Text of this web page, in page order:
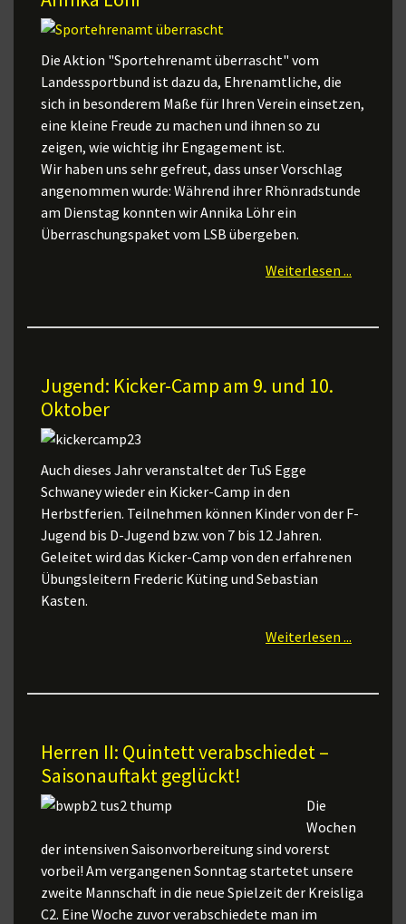
Die Aktion "Sportehrenamt überrascht" vom
Landessportbund ist dazu da, Ehrenamtliche, die
sich in besonderem Maße für Ihren Verein einsetzen,
eine kleine Freude zu machen und ihnen so zu
zeigen, wie wichtig ihr Engagement ist.
Wir haben uns sehr gefreut, dass unser Vorschlag
angenommen wurde: Während ihrer Rhönradstunde
am Dienstag konnten wir Annika Löhr ein
Überraschungspaket vom LSB übergeben.
Weiterlesen ...
Jugend: Kicker-Camp am 9. und 10.
Oktober
Auch dieses Jahr veranstaltet der TuS Egge
Schwaney wieder ein Kicker-Camp in den
Herbstferien. Teilnehmen können Kinder von der F-
Jugend bis D-Jugend bzw. von 7 bis 12 Jahren.
Geleitet wird das Kicker-Camp von den erfahrenen
Übungsleitern Frederic Küting und Sebastian
Kasten.
Weiterlesen ...
Herren II: Quintett verabschiedet –
Saisonauftakt geglückt!
Die
Wochen
der intensiven Saisonvorbereitung sind vorerst
vorbei! Am vergangenen Sonntag startetet unsere
zweite Mannschaft in die neue Spielzeit der Kreisliga
C2. Eine Woche zuvor verabschiedete man im